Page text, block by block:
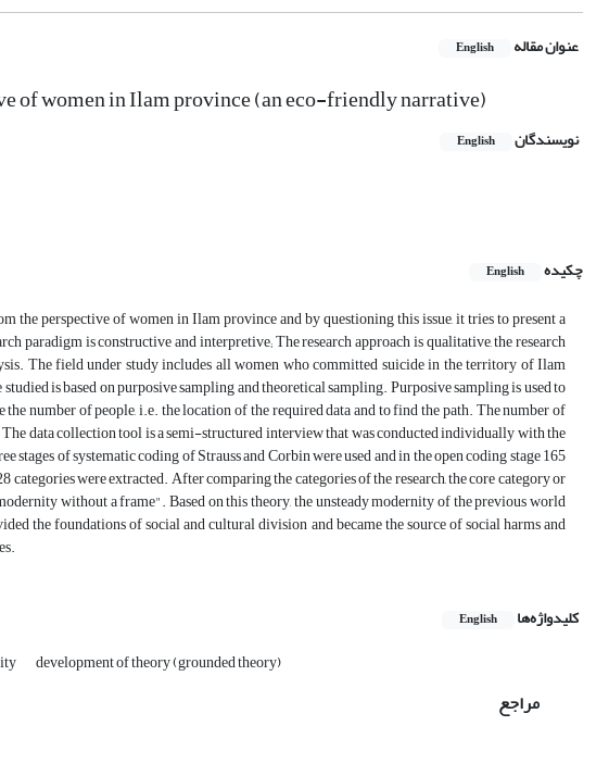
عنوان مقاله English
of women in Ilam province (an eco-friendly narrative)
نویسندگان English
چکیده
English
the perspective of women in Ilam province and by questioning this issue, it tries to present a
paradigm is constructive and interpretive; The research approach is qualitative, the research
The field under study includes all women who committed suicide in the territory of Ilam
is based on purposive sampling and theoretical sampling. Purposive sampling is used to
number of people, i.e. the location of the required data and to find the path. The number of
data collection tool is a semi-structured interview that was conducted individually with the
of systematic coding of Strauss and Corbin were used and in the open coding stage 165
categories were extracted. After comparing the categories of the research, the core category or
without a frame". Based on this theory, the unsteady modernity of the previous world
the foundations of social and cultural division and became the source of social harms and
کلیدواژه‌ها English
development of theory (grounded theory)
مراجع